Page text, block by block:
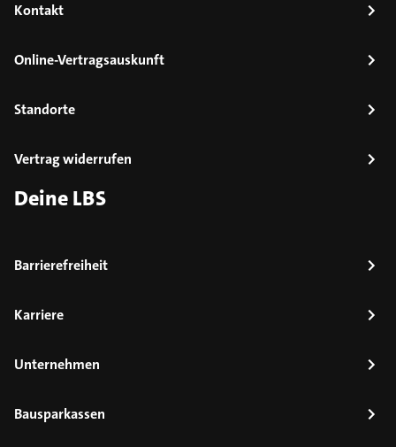
Kontakt
Online-Vertragsauskunft
Standorte
Vertrag widerrufen
Deine LBS
Barrierefreiheit
Karriere
Unternehmen
Bausparkassen